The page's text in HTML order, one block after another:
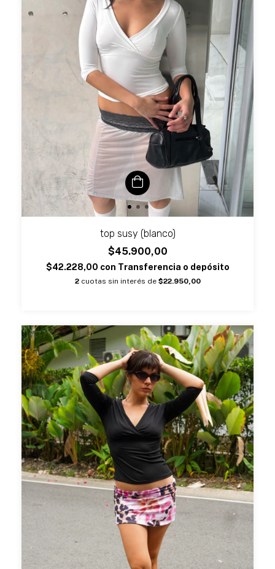
top susy (blanco)
$45.900,00
$42.228,00 con Transferencia o depósito
2 cuotas sin interés de $22.950,00